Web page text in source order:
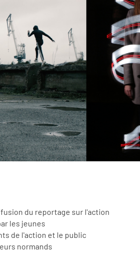
du reportage sur l'action
les jeunes
de l'action et le public
normands